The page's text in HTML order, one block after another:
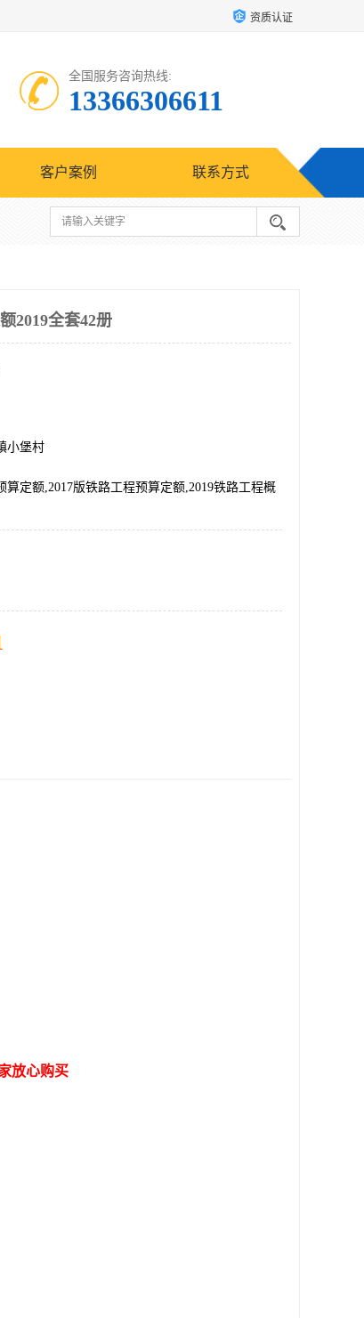
资质认证
全国服务咨询热线:
13366306611
客户案例 联系方式
2019全套42册
小堡村
算定额,2017版铁路工程预算定额,2019铁路工程概
放心购买